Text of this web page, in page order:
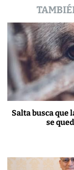
Salta busca que
se